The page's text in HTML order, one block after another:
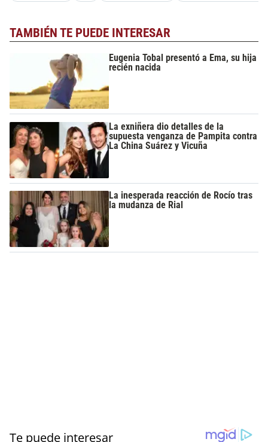
TAMBIÉN TE PUEDE INTERESAR
Eugenia Tobal presentó a Ema, su hija
recién nacida
La exniñera dio detalles de la
supuesta venganza de Pampita contra
La China Suárez y Vicuña
La inesperada reacción de Rocío tras
la mudanza de Rial